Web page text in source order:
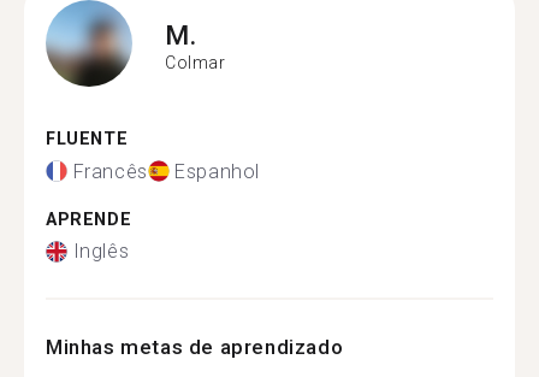
M.
Colmar
FLUENTE
Francês Espanhol
APRENDE
Inglês
Minhas metas de aprendizado